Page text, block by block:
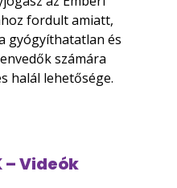
fordult amiatt,
gyógyíthatatlan és
számára
halál lehetősége.
– Videók